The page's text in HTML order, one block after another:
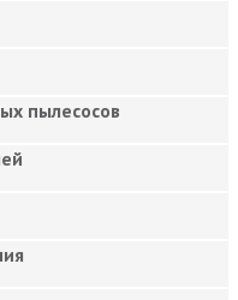
пылесосов